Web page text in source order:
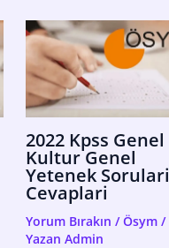
2022 Kpss Genel
Kultur Genel
Yetenek Sorulari
Cevaplari
Yorum Bırakın /Ösym/
Yazan Admin